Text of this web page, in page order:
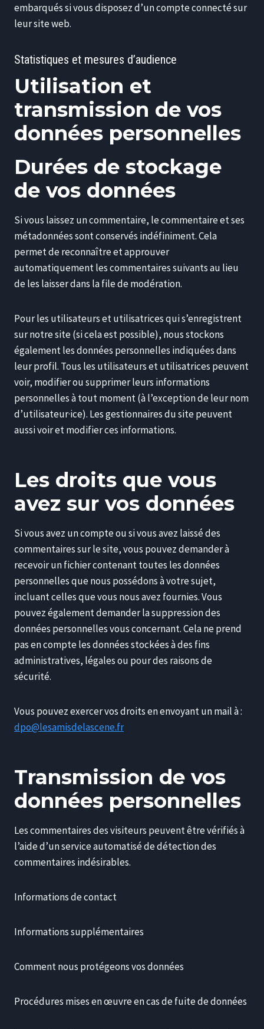
embarqués si vous disposez d’un compte connecté sur
leur site web.
Statistiques et mesures d’audience
Utilisation et
transmission de vos
données personnelles
Durées de stockage
de vos données
Si vous laissez un commentaire, le commentaire et ses
métadonnées sont conservés indéfiniment. Cela
permet de reconnaître et approuver
automatiquement les commentaires suivants au lieu
de les laisser dans la file de modération.
Pour les utilisateurs et utilisatrices qui s’enregistrent
sur notre site (si cela est possible), nous stockons
également les données personnelles indiquées dans
leur profil. Tous les utilisateurs et utilisatrices peuvent
voir, modifier ou supprimer leurs informations
personnelles à tout moment (à l’exception de leur nom
d’utilisateur·ice). Les gestionnaires du site peuvent
aussi voir et modifier ces informations.
Les droits que vous
avez sur vos données
Si vous avez un compte ou si vous avez laissé des
commentaires sur le site, vous pouvez demander à
recevoir un fichier contenant toutes les données
personnelles que nous possédons à votre sujet,
incluant celles que vous nous avez fournies. Vous
pouvez également demander la suppression des
données personnelles vous concernant. Cela ne prend
pas en compte les données stockées à des fins
administratives, légales ou pour des raisons de
sécurité.
Vous pouvez exercer vos droits en envoyant un mail à :
dpo@lesamisdelascene.fr
Transmission de vos
données personnelles
Les commentaires des visiteurs peuvent être vérifiés à
l’aide d’un service automatisé de détection des
commentaires indésirables.
Informations de contact
Informations supplémentaires
Comment nous protégeons vos données
Procédures mises en œuvre en cas de fuite de données